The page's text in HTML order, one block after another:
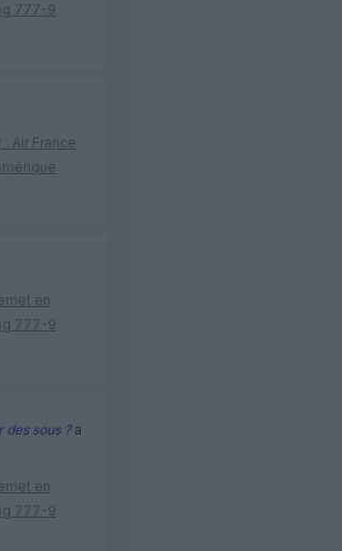
777-9
: Air France
en
777-9
des sous ?a
en
777-9